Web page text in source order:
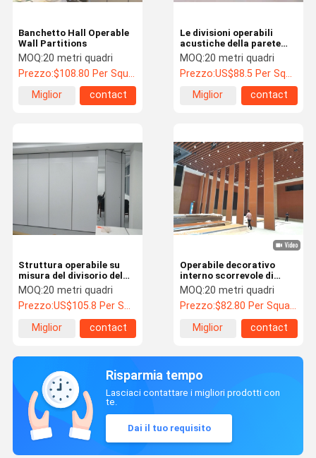
Banchetto Hall Operable
Wall Partitions
MOQ:20 metri quadri
Prezzo:$108.80 Per Square Meter
Miglior
contact
Le divisioni operabili
acustiche della parete
con l'iso di alluminio della
struttura hanno
approvato
MOQ:20 metri quadri
Prezzo:US$88.5 Per Square Meter
Miglior
contact
Struttura operabile su
misura del divisorio del
muro divisorio forte
MOQ:20 metri quadri
Prezzo:US$105.8 Per Square Meter
Miglior
contact
Operabile decorativo
interno scorrevole di
alluminio del muro
divisorio con spessore del
pannello di 100mm
MOQ:20 metri quadri
Prezzo:$82.80 Per Square Meter
Miglior
contact
Risparmia tempo
Lasciaci contattare i migliori prodotti con
te.
Dai il tuo requisito